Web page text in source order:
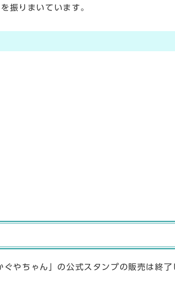
振りまいています。
やちゃん」の公式スタンプの販売は終了